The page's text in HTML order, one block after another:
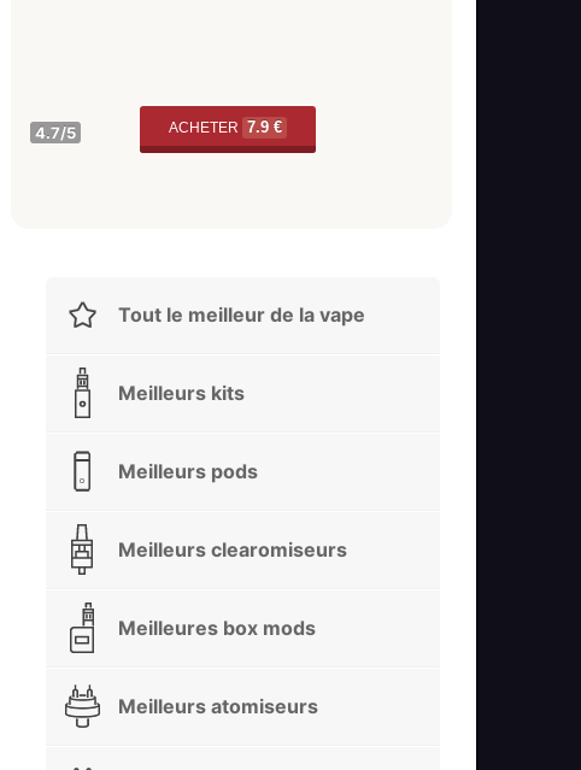
4.7/5 ACHETER 7.9 €
Tout le meilleur de la vape
Meilleurs kits
Meilleurs pods
Meilleurs clearomiseurs
Meilleures box mods
Meilleurs atomiseurs